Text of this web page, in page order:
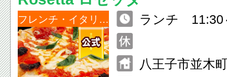
フレンチ・イタリアン
ランチ 11:30
八王子市並木